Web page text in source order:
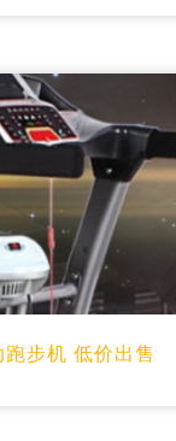
步机 低价出售